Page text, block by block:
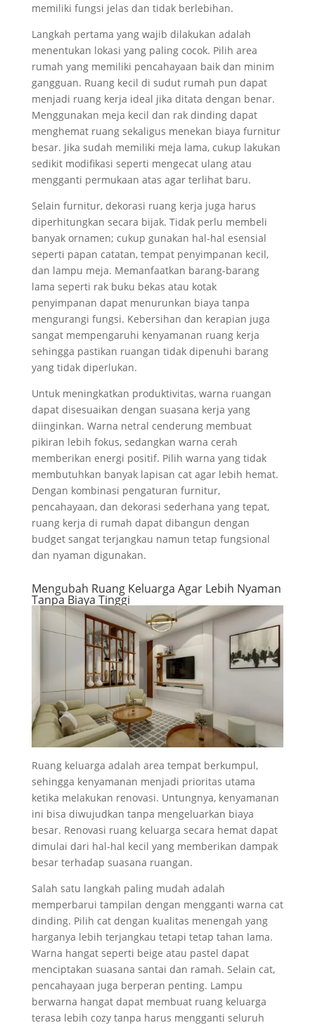
memiliki fungsi jelas dan tidak berlebihan.
Langkah pertama yang wajib dilakukan adalah
menentukan lokasi yang paling cocok. Pilih area
rumah yang memiliki pencahayaan baik dan minim
gangguan. Ruang kecil di sudut rumah pun dapat
menjadi ruang kerja ideal jika ditata dengan benar.
Menggunakan meja kecil dan rak dinding dapat
menghemat ruang sekaligus menekan biaya furnitur
besar. Jika sudah memiliki meja lama, cukup lakukan
sedikit modifikasi seperti mengecat ulang atau
mengganti permukaan atas agar terlihat baru.
Selain furnitur, dekorasi ruang kerja juga harus
diperhitungkan secara bijak. Tidak perlu membeli
banyak ornamen; cukup gunakan hal-hal esensial
seperti papan catatan, tempat penyimpanan kecil,
dan lampu meja. Memanfaatkan barang-barang
lama seperti rak buku bekas atau kotak
penyimpanan dapat menurunkan biaya tanpa
mengurangi fungsi. Kebersihan dan kerapian juga
sangat mempengaruhi kenyamanan ruang kerja
sehingga pastikan ruangan tidak dipenuhi barang
yang tidak diperlukan.
Untuk meningkatkan produktivitas, warna ruangan
dapat disesuaikan dengan suasana kerja yang
diinginkan. Warna netral cenderung membuat
pikiran lebih fokus, sedangkan warna cerah
memberikan energi positif. Pilih warna yang tidak
membutuhkan banyak lapisan cat agar lebih hemat.
Dengan kombinasi pengaturan furnitur,
pencahayaan, dan dekorasi sederhana yang tepat,
ruang kerja di rumah dapat dibangun dengan
budget sangat terjangkau namun tetap fungsional
dan nyaman digunakan.
Mengubah Ruang Keluarga Agar Lebih Nyaman
Tanpa Biaya Tinggi
Ruang keluarga adalah area tempat berkumpul,
sehingga kenyamanan menjadi prioritas utama
ketika melakukan renovasi. Untungnya, kenyamanan
ini bisa diwujudkan tanpa mengeluarkan biaya
besar. Renovasi ruang keluarga secara hemat dapat
dimulai dari hal-hal kecil yang memberikan dampak
besar terhadap suasana ruangan.
Salah satu langkah paling mudah adalah
memperbarui tampilan dengan mengganti warna cat
dinding. Pilih cat dengan kualitas menengah yang
harganya lebih terjangkau tetapi tetap tahan lama.
Warna hangat seperti beige atau pastel dapat
menciptakan suasana santai dan ramah. Selain cat,
pencahayaan juga berperan penting. Lampu
berwarna hangat dapat membuat ruang keluarga
terasa lebih cozy tanpa harus mengganti seluruh